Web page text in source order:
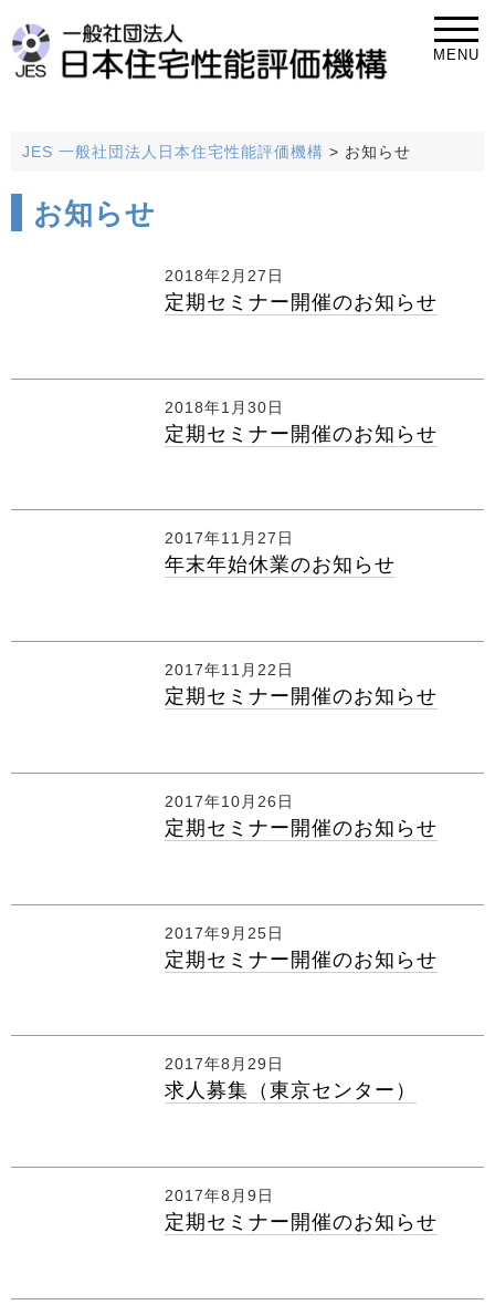
MENU
JES 一般社団法人日本住宅性能評価機構 > お知らせ
お知らせ
2018年2月27日
定期セミナー開催のお知らせ
2018年1月30日
定期セミナー開催のお知らせ
2017年11月27日
年末年始休業のお知らせ
2017年11月22日
定期セミナー開催のお知らせ
2017年10月26日
定期セミナー開催のお知らせ
2017年9月25日
定期セミナー開催のお知らせ
2017年8月29日
求人募集（東京センター）
2017年8月9日
定期セミナー開催のお知らせ